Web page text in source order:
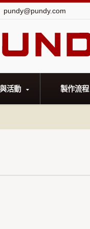
pundy@pundy.com
活動 製作流程